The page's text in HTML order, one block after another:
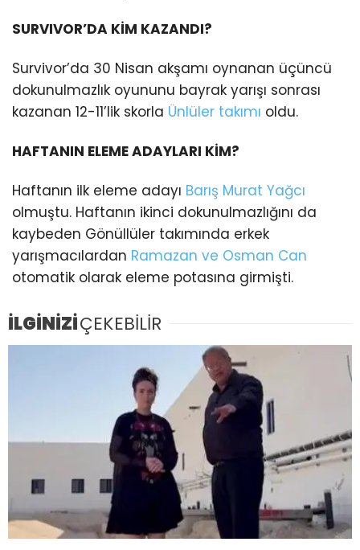
SURVIVOR’DA KİM KAZANDI?
Survivor’da 30 Nisan akşamı oynanan üçüncü
dokunulmazlık oyununu bayrak yarışı sonrası
kazanan 12-11’lik skorla Ünlüler takımı oldu.
HAFTANIN ELEME ADAYLARI KİM?
Haftanın ilk eleme adayı Barış Murat Yağcı
olmuştu. Haftanın ikinci dokunulmazlığını da
kaybeden Gönüllüler takımında erkek
yarışmacılardan Ramazan ve Osman Can
otomatik olarak eleme potasına girmişti.
İLGİNİZİÇEKEBİLİR